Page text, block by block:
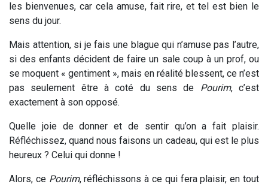
les bienvenues, car cela amuse, fait rire, et tel est bien le
sens du jour.
Mais attention, si je fais une blague qui n’amuse pas l’autre,
si des enfants décident de faire un sale coup à un prof, ou
se moquent « gentiment », mais en réalité blessent, ce n’est
pas seulement être à coté du sens de Pourim, c’est
exactement à son opposé.
Quelle joie de donner et de sentir qu’on a fait plaisir.
Réfléchissez, quand nous faisons un cadeau, qui est le plus
heureux ? Celui qui donne !
Alors, cePourim, réfléchissons à ce qui fera plaisir, en tout